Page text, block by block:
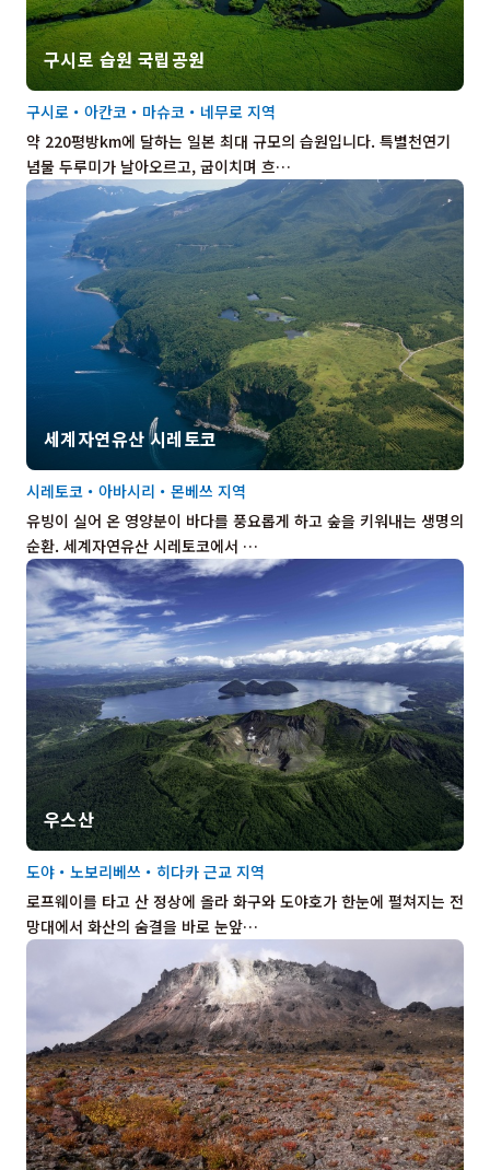
구시로 습원 국립공원
약 220평방km에 달하는 일본 최대 규모의 습원입니다. 특별천연기
념물 두루미가 날아오르고, 굽이치며 흐…
구시로・아칸코・마슈코・네무로 지역
세계자연유산 시레토코
유빙이 실어 온 영양분이 바다를 풍요롭게 하고 숲을 키워내는 생명의
순환. 세계자연유산 시레토코에서 …
시레토코・아바시리・몬베쓰 지역
우스산
로프웨이를 타고 산 정상에 올라 화구와 도야호가 한눈에 펼쳐지는 전
망대에서 화산의 숨결을 바로 눈앞…
도야・노보리베쓰・히다카 근교 지역